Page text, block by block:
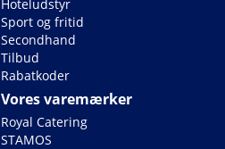
Hoteludstyr
Sport og fritid
Secondhand
Tilbud
Rabatkoder
Vores varemærker
Royal Catering
STAMOS